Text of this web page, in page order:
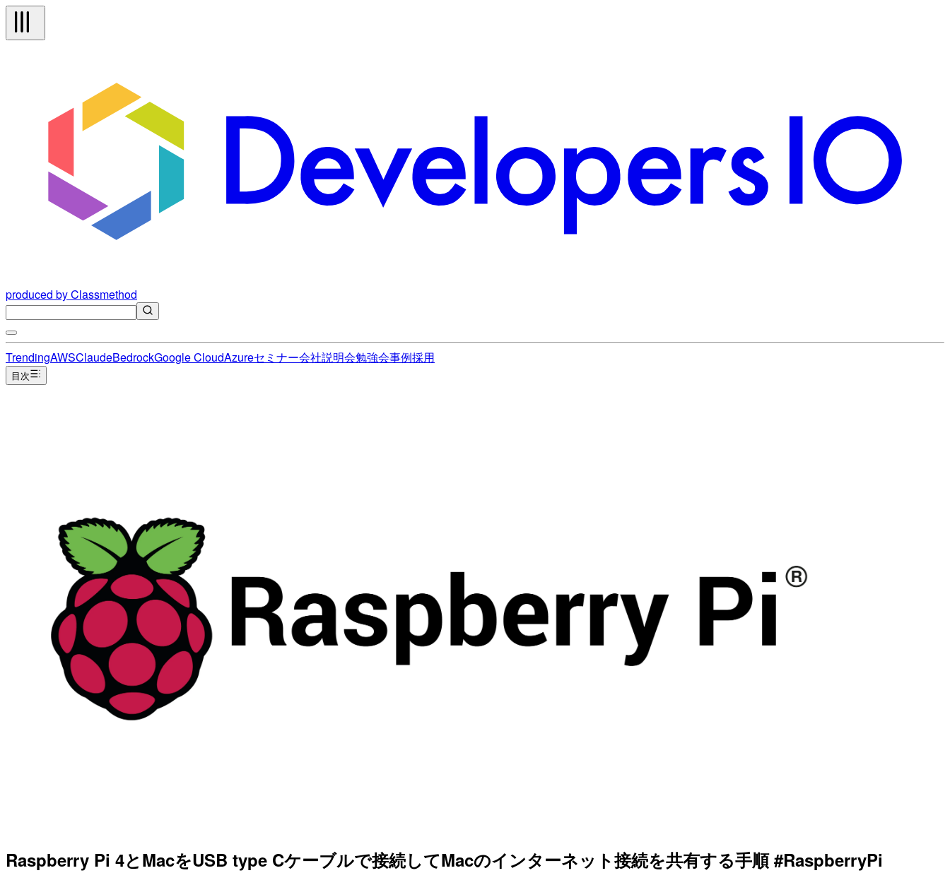
produced by Classmethod
TrendingAWSClaudeBedrockGoogle CloudAzureセミナー会社説明会勉強会事例採用
目次
Raspberry Pi 4とMacをUSB type Cケーブルで接続してMacのインターネット接続を共有する手順 #RaspberryPi